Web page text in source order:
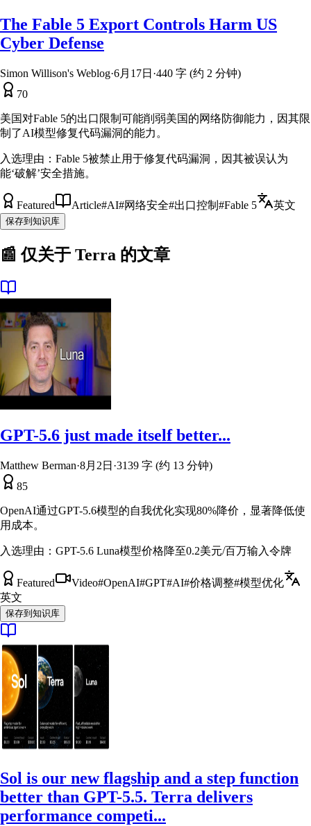
The Fable 5 Export Controls Harm US
Cyber Defense
Simon Willison's Weblog·6月17日 ·440 字 (约 2 分钟)
70
美国对Fable 5的出口限制可能削弱美国的网络防御能力，因其限
制了AI模型修复代码漏洞的能力。
入选理由： Fable 5被禁止用于修复代码漏洞，因其被误认为
能‘破解’安全措施。
Featured Article#AI#网络安全#出口控制 #Fable 5 英文
保存到知识库
📰 仅关于 Terra 的文章
GPT-5.6 just made itself better...
Matthew Berman·8月2日 ·3139 字 (约 13 分钟)
85
OpenAI通过GPT-5.6模型的自我优化实现80%降价，显著降低使
用成本。
入选理由： GPT-5.6 Luna模型价格降至0.2美元/百万输入令牌
Featured Video#OpenAI#GPT#AI#价格调整#模型优化
英文
保存到知识库
Sol is our new flagship and a step function
better than GPT-5.5. Terra delivers
performance competi...